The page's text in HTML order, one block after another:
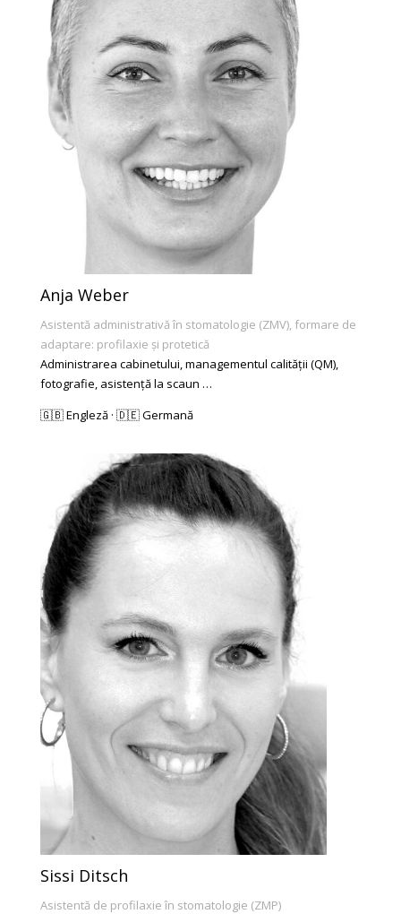
Anja Weber
Asistentă administrativă în stomatologie (ZMV), formare de
adaptare: profilaxie și protetică
Administrarea cabinetului, managementul calității (QM),
fotografie, asistență la scaun …
🇬🇧 Engleză · 🇩🇪 Germană
Sissi Ditsch
Asistentă de profilaxie în stomatologie (ZMP)